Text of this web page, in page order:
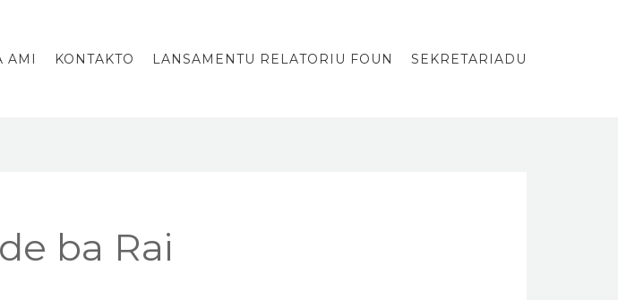
AMI KONTAKTO LANSAMENTU RELATORIU FOUN SEKRETARIADU
ba Rai